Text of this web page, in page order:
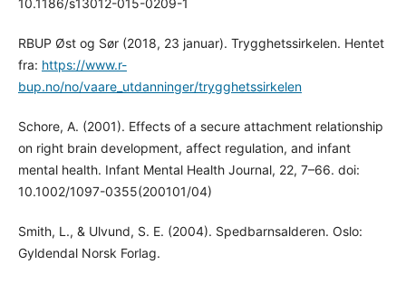
10.1186/s13012-015-0209-1
RBUP Øst og Sør (2018, 23 januar). Trygghetssirkelen. Hentet
fra: https://www.r-
bup.no/no/vaare_utdanninger/trygghetssirkelen
Schore, A. (2001). Effects of a secure attachment relationship
on right brain development, affect regulation, and infant
mental health. Infant Mental Health Journal, 22, 7–66. doi:
10.1002/1097-0355(200101/04)
Smith, L., & Ulvund, S. E. (2004). Spedbarnsalderen. Oslo:
Gyldendal Norsk Forlag.